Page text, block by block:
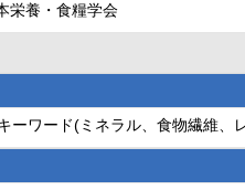
栄養・食糧学会
ーワード(ミネラル、食物繊維